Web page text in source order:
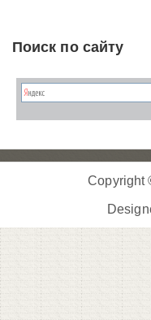
Поиск по сайту
Copyright